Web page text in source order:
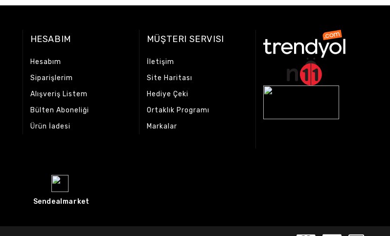
HESABIM
Hesabım
Siparişlerim
Alışveriş Listem
Bülten Aboneliği
Ürün İadesi
MÜŞTERI SERVISI
İletişim
Site Haritası
Hediye Çeki
Ortaklık Programı
Markalar
Sendealmarket